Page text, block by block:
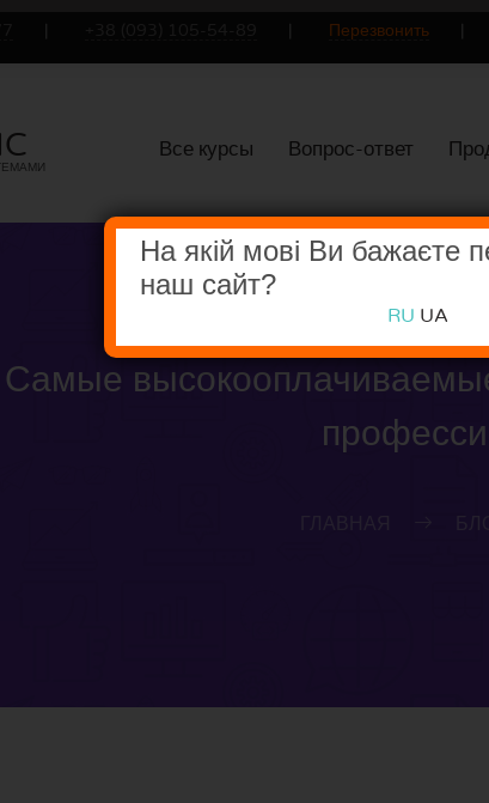
Перезвонить
Все курсы Вопрос-ответ
Самые
На якій мові Ви бажаєте
наш сайт?
RU UA